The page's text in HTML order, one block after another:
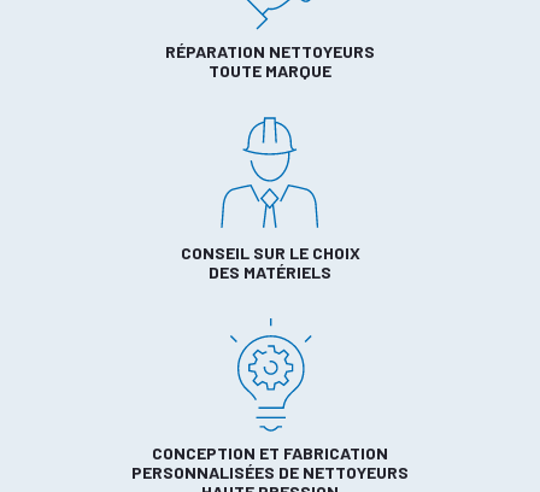
RÉPARATION NETTOYEURS
TOUTE MARQUE
CONSEIL SUR LE CHOIX
DES MATÉRIELS
CONCEPTION ET FABRICATION
PERSONNALISÉES DE NETTOYEURS